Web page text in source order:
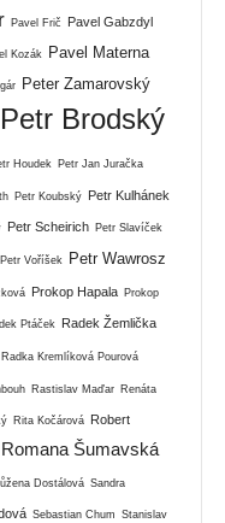
Pavel Frič Pavel Gabzdyl
Kozák Pavel Materna
Peter Zamarovský
Petr Brodský
Houdek Petr Jan Juračka
Petr Koubský Petr Kulhánek
Petr Scheirich Petr Slavíček
Petr Voříšek
Petr Wawrosz
Prokop Hapala Prokop
Ptáček Radek Žemlička
Radka Kremlíková Pourová
Rastislav Maďar Renáta
Rita Kočárová Robert
Romana Šumavská
Dostálová Sandra
Sebastian Chum Stanislav